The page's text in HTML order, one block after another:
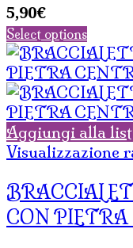
5,90€
Select options
Aggiungi alla
Visualizzazione
CON PIETRA